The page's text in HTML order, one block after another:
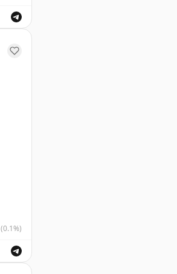
(0.1%)